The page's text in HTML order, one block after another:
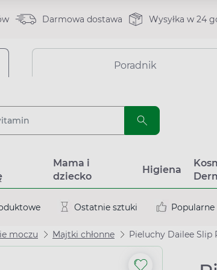
Darmowa dostawa Wysyłka w 24
Poradnik
Mama i
dziecko
Higiena
Ostatnie sztuki Popularne
moczu Majtki chłonne Pieluchy Dailee Slip